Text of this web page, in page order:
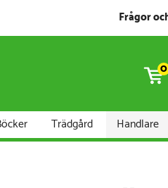
Frågor
0
Trädgård Handlare